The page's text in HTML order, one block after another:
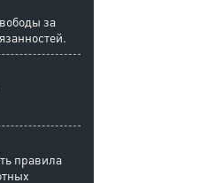
за
правила